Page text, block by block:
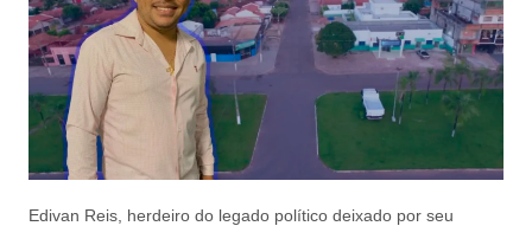
Edivan Reis, herdeiro do legado político deixado por seu